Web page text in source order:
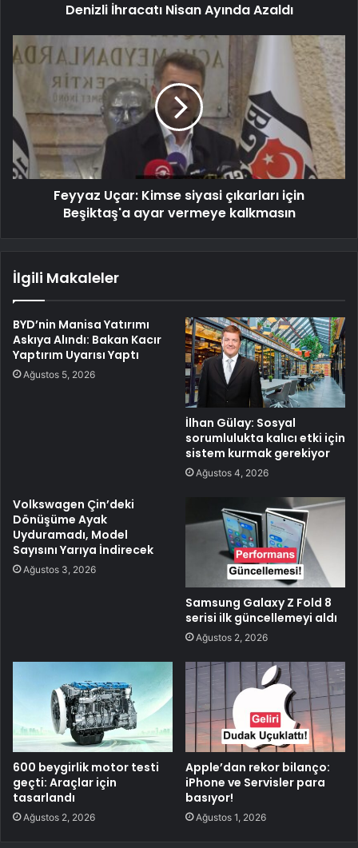
Denizli İhracatı Nisan Ayında Azaldı
Feyyaz Uçar: Kimse siyasi çıkarları için
Beşiktaş'a ayar vermeye kalkmasın
İlgili Makaleler
BYD’nin Manisa Yatırımı
Askıya Alındı: Bakan Kacır
Yaptırım Uyarısı Yaptı
Ağustos 5, 2026
İlhan Gülay: Sosyal
sorumlulukta kalıcı etki için
sistem kurmak gerekiyor
Ağustos 4, 2026
Volkswagen Çin’deki
Dönüşüme Ayak
Uyduramadı, Model
Sayısını Yarıya İndirecek
Ağustos 3, 2026
Samsung Galaxy Z Fold 8
serisi ilk güncellemeyi aldı
Ağustos 2, 2026
600 beygirlik motor testi
geçti: Araçlar için
tasarlandı
Ağustos 2, 2026
Apple’dan rekor bilanço:
iPhone ve Servisler para
basıyor!
Ağustos 1, 2026